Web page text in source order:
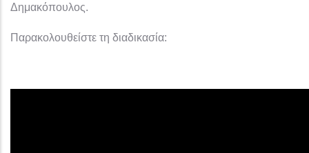
Δημακόπουλος.
Παρακολουθείστε τη διαδικασία: